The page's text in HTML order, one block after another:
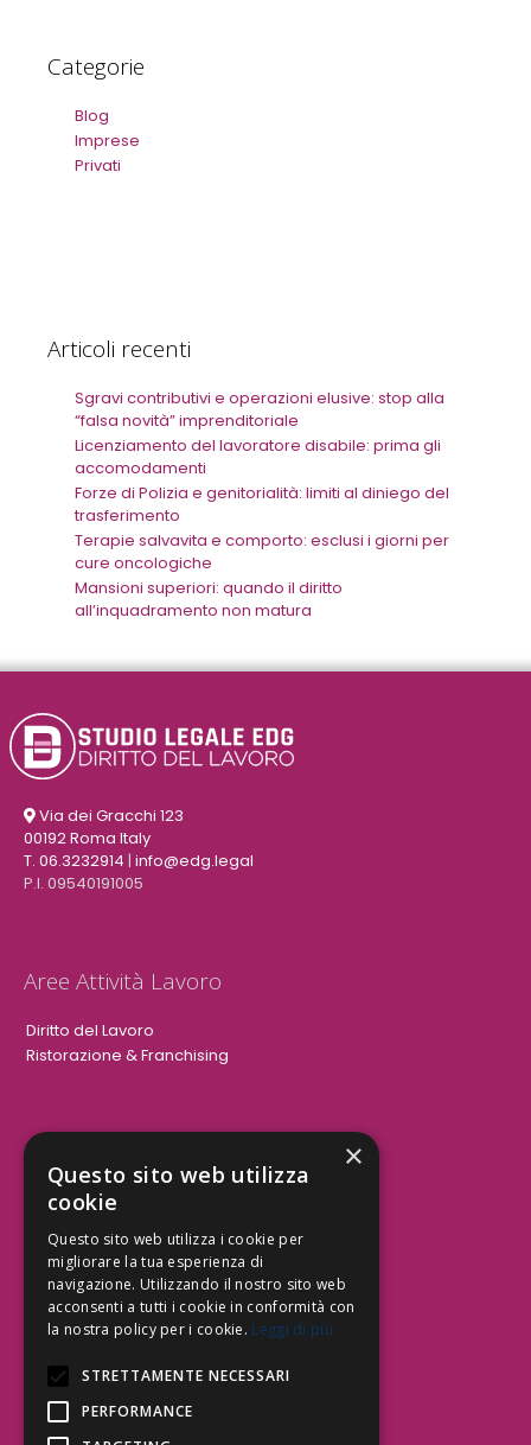
Categorie
Blog
Imprese
Privati
Articoli recenti
Sgravi contributivi e operazioni elusive: stop alla
“falsa novità” imprenditoriale
Licenziamento del lavoratore disabile: prima gli
accomodamenti
Forze di Polizia e genitorialità: limiti al diniego del
trasferimento
Terapie salvavita e comporto: esclusi i giorni per
cure oncologiche
Mansioni superiori: quando il diritto
all’inquadramento non matura
Via dei Gracchi 123
00192 Roma Italy
T. 06.3232914 | info@edg.legal
P.I. 09540191005
Aree Attività Lavoro
Diritto del Lavoro
Ristorazione & Franchising
Aree Attività Civile
Tutele del Credito
Responsabilità Civile
Contrattualistica
×
Questo sito web utilizza
cookie
Questo sito web utilizza i cookie per
migliorare la tua esperienza di
navigazione. Utilizzando il nostro sito web
acconsenti a tutti i cookie in conformità con
la nostra policy per i cookie. Leggi di più
STRETTAMENTE NECESSARI
PERFORMANCE